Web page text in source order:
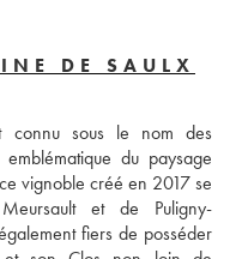
DE SAULX
connu sous le nom des
du paysage
vignoble créé en 2017 se
et de Puligny-
fiers de posséder